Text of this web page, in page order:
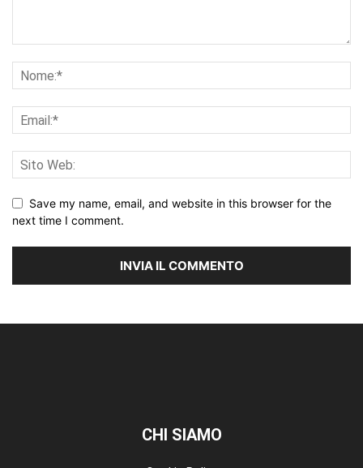
Save my name, email, and website in this browser for the
next time I comment.
CHI SIAMO